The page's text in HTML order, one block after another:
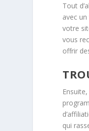
Tout
avec
votre
vous
offrir
qui